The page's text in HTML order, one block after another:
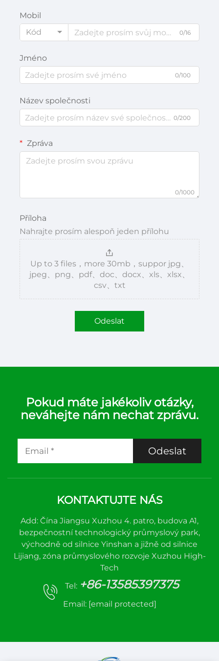
Mobil
Kód
0/16
Jméno
0/100
Název společnosti
0/200
Zpráva
0/1000
Příloha
Nahrajte prosím alespoň jeden přílohu
Up to 3 files，more 30mb，suppor jpg、
jpeg、png、pdf、doc、docx、xls、xlsx、
csv、txt
Odeslat
Pokud máte jakékoliv otázky,
neváhejte nám nechat zprávu.
Odeslat
KONTAKTUJTE NÁS
Add: Čína Jiangsu Xuzhou 4. patro, budova A1,
bezpečnostní technologický průmyslový park,
východně od silnice Yinshan a jižně od silnice
Lijiang, zóna průmyslového rozvoje Xuzhou High-
Tech
Tel: +86-13585397375
Email: [email protected]